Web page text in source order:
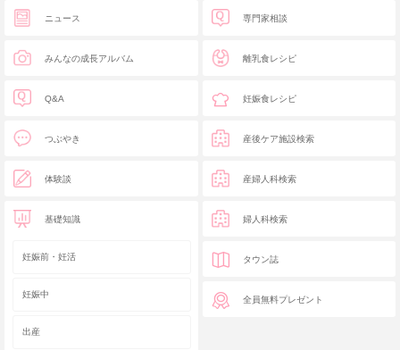
ニュース
みんなの成長アルバム
Q&A
つぶやき
体験談
基礎知識
妊娠前・妊活
妊娠中
出産
専門家相談
離乳食レシピ
妊娠食レシピ
産後ケア施設検索
産婦人科検索
婦人科検索
タウン誌
全員無料プレゼント